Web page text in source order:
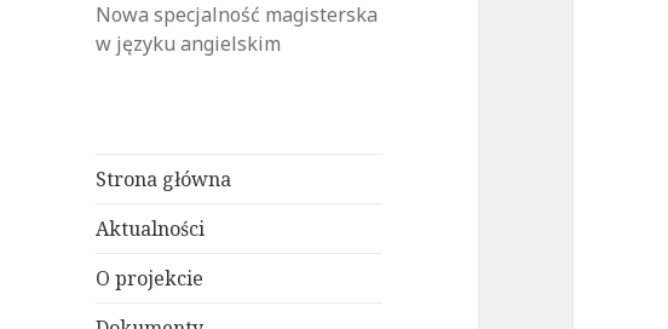
Nowa specjalność magisterska
w języku angielskim
Strona główna
Aktualności
O projekcie